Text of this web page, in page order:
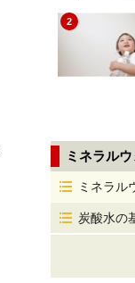
2
ミネラル
ミネラル
炭酸水の